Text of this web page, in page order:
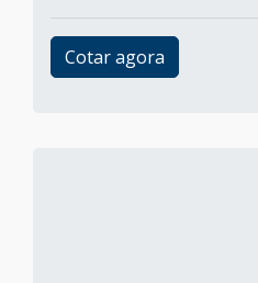
Cotar agora